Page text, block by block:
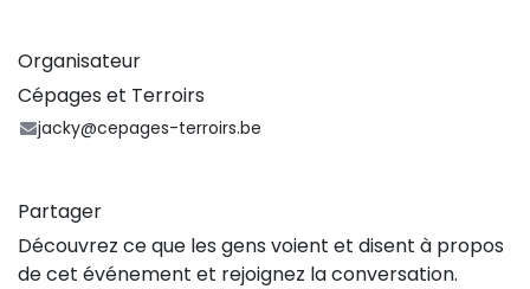
Organisateur
Cépages et Terroirs
jacky@cepages-terroirs.be
Partager
Découvrez ce que les gens voient et disent à propos
de cet événement et rejoignez la conversation.